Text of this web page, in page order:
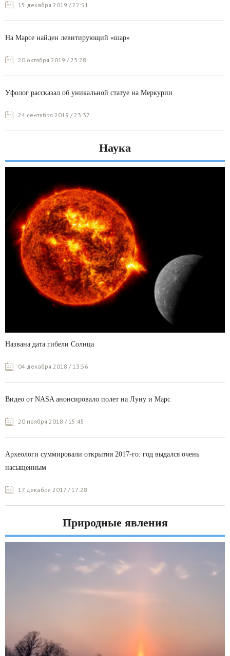
15 декабря 2019 / 22:51
На Марсе найден левитирующий «шар»
20 октября 2019 / 23:28
Уфолог рассказал об уникальной статуе на Меркурии
24 сентября 2019 / 23:37
Наука
Названа дата гибели Солнца
04 декабря 2018 / 13:56
Видео от NASA анонсировало полет на Луну и Марс
20 ноября 2018 / 15:45
Археологи суммировали открытия 2017-го: год выдался очень
насыщенным
17 декабря 2017 / 17:28
Природные явления